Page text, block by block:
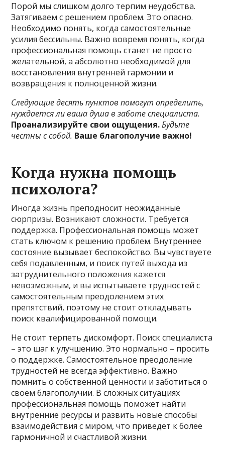
Порой мы слишком долго терпим неудобства.
Затягиваем с решением проблем. Это опасно.
Необходимо понять, когда самостоятельные
усилия бессильны. Важно вовремя понять, когда
профессиональная помощь станет не просто
желательной, а абсолютно необходимой для
восстановления внутренней гармонии и
возвращения к полноценной жизни.
Следующие десять пунктов помогут определить,
нуждается ли ваша душа в заботе специалиста.
Проанализируйте свои ощущения. Будьте
честны с собой. Ваше благополучие важно!
Когда нужна помощь
психолога?
Иногда жизнь преподносит неожиданные
сюрпризы. Возникают сложности. Требуется
поддержка. Профессиональная помощь может
стать ключом к решению проблем. Внутреннее
состояние вызывает беспокойство. Вы чувствуете
себя подавленным, и поиск путей выхода из
затруднительного положения кажется
невозможным, и вы испытываете трудностей с
самостоятельным преодолением этих
препятствий, поэтому не стоит откладывать
поиск квалифицированной помощи.
Не стоит терпеть дискомфорт. Поиск специалиста
– это шаг к улучшению. Это нормально – просить
о поддержке. Самостоятельное преодоление
трудностей не всегда эффективно. Важно
помнить о собственной ценности и заботиться о
своем благополучии. В сложных ситуациях
профессиональная помощь поможет найти
внутренние ресурсы и развить новые способы
взаимодействия с миром, что приведет к более
гармоничной и счастливой жизни.